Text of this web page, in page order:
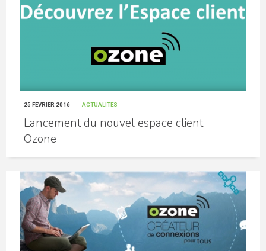
25 FÉVRIER 2016 ACTUALITÉS
Lancement du nouvel espace client
Ozone